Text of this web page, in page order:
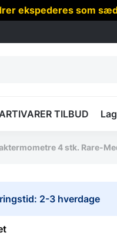
ekspederes som
TILBUD
4 stk. Rare-
2-3 hverdage